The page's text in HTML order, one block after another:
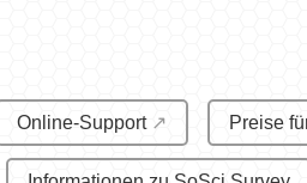
Online-Support Preise